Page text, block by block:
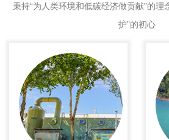
秉持“为人类环境和低碳经济做贡献”的理
护”的初心